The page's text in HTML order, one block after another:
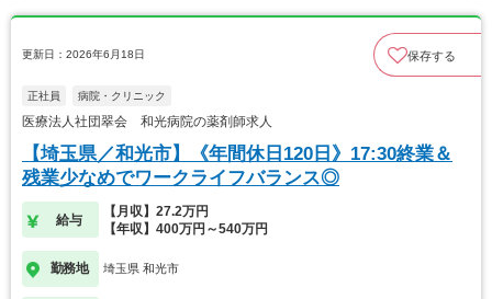
更新日：2026年6月18日 保存する
正社員 病院・クリニック
医療法人社団翠会 和光病院の薬剤師求人
【埼玉県／和光市】《年間休日120日》17:30終業＆
残業少なめでワークライフバランス◎
給与
【月収】27.2万円
【年収】400万円～540万円
勤務地 埼玉県 和光市